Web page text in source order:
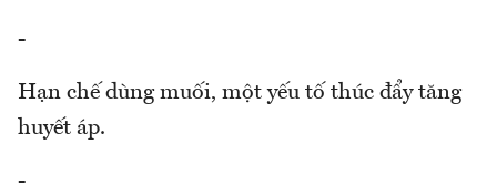
-
Hạn chế dùng muối, một yếu tố thúc đẩy tăng
huyết áp.